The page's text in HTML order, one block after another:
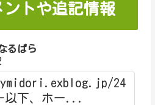
ントや追記情報
るぱら
24
下、ホー...